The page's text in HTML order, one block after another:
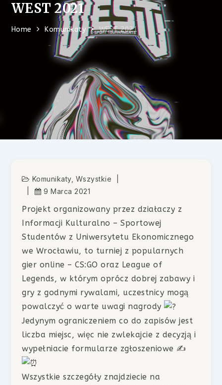
WEST 2021
Home Komunikaty WEST 2021
Komunikaty, Wszystkie
9 Marca 2021
Projekt organizowany przez działaczy z
Informacji Kulturalno – Sportowej
Studentów z Uniwersytetu Ekonomicznego
we Wrocławiu, to turniej z popularnych
gier online – CS:GO oraz League of
Legends, w którym oprócz dobrej zabawy i
gry z godnymi rywalami, uczestnicy mogą
powalczyć o warte uwagi nagrody
Jedynym ograniczeniem co do zapisów jest
liczba miejsc, więc nie zwlekajcie z decyzją i
wypełniacie formularze zgłoszeniowe ✍️
Wszystkie szczegóły znajdziecie na